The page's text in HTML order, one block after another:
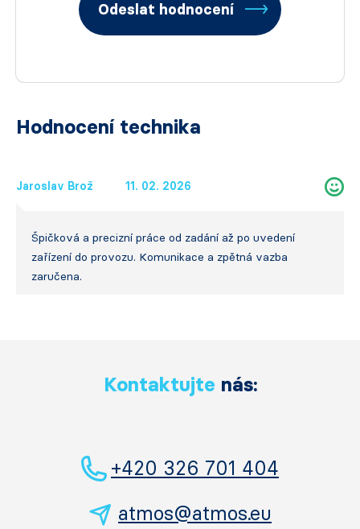
Odeslat hodnocení
Hodnocení technika
Jaroslav Brož 11. 02. 2026
Špičková a precizní práce od zadání až po uvedení
zařízení do provozu. Komunikace a zpětná vazba
zaručena.
Kontaktujte nás:
+420 326 701 404
atmos@atmos.eu